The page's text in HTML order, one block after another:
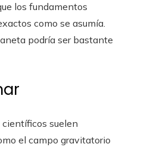
los fundamentos
como se asumía.
podría ser bastante
suelen
el campo gravitatorio